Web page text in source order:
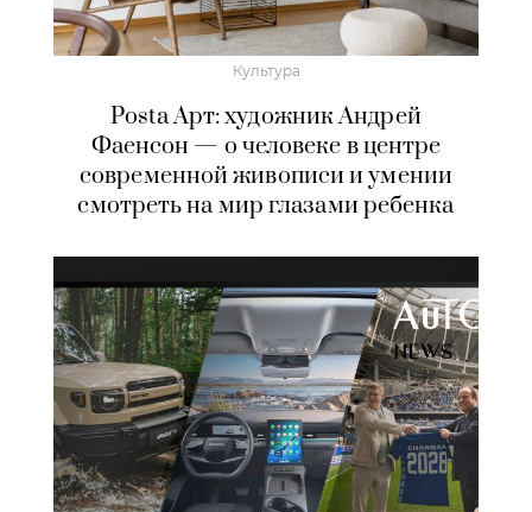
Культура
Posta Арт: художник Андрей
Фаенсон — о человеке в центре
современной живописи и умении
смотреть на мир глазами ребенка